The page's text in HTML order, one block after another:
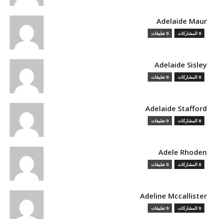
Adelaide Maur
0 المشاركات 0 تعليقات
Adelaide Sisley
0 المشاركات 0 تعليقات
Adelaide Stafford
0 المشاركات 0 تعليقات
Adele Rhoden
0 المشاركات 0 تعليقات
Adeline Mccallister
0 المشاركات 0 تعليقات